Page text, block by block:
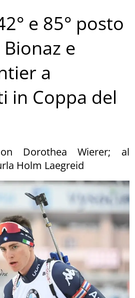
e 85° posto
e
a
in Coppa del
Dorothea Wierer; al
Holm Laegreid